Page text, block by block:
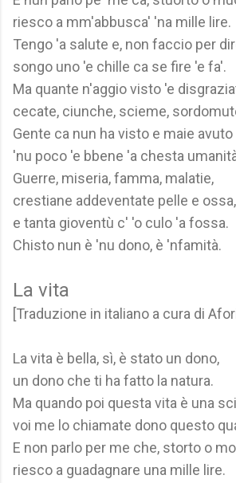
riesco a mm'abbusca' 'na mille lire.
Tengo 'a salute e, non faccio per
songo uno 'e chille ca se fire 'e fa'.
Ma quante n'aggio visto 'e
cecate, ciunche, scieme,
Gente ca nun ha visto e maie avuto
'nu poco 'e bbene 'a chesta
Guerre, miseria, famma, malatie,
crestiane addeventate pelle e ossa,
e tanta gioventù c' 'o culo 'a fossa.
Chisto nun è 'nu dono, è 'nfamità.
La vita
[Traduzione in italiano a cura di
La vita è bella, sì, è stato un dono,
un dono che ti ha fatto la natura.
Ma quando poi questa vita è una
voi me lo chiamate dono questo
E non parlo per me che, storto o
riesco a guadagnare una mille lire.